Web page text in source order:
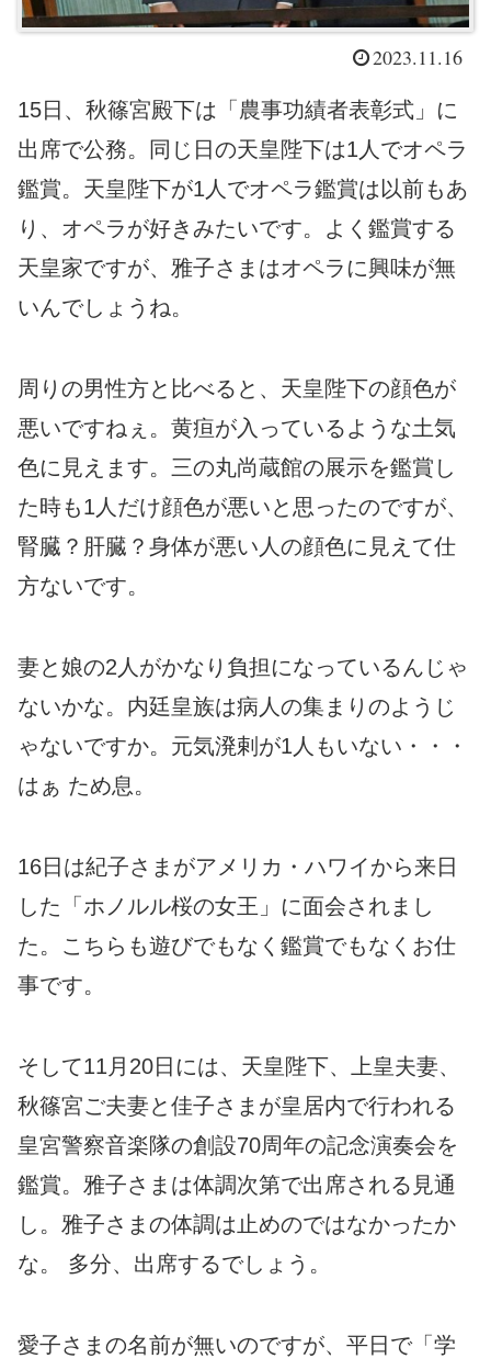
2023.11.16
15日、秋篠宮殿下は「農事功績者表彰式」に
出席で公務。同じ日の天皇陛下は1人でオペラ
鑑賞。天皇陛下が1人でオペラ鑑賞は以前もあ
り、オペラが好きみたいです。よく鑑賞する
天皇家ですが、雅子さまはオペラに興味が無
いんでしょうね。
周りの男性方と比べると、天皇陛下の顔色が
悪いですねぇ。黄疸が入っているような土気
色に見えます。三の丸尚蔵館の展示を鑑賞し
た時も1人だけ顔色が悪いと思ったのですが、
腎臓？肝臓？身体が悪い人の顔色に見えて仕
方ないです。
妻と娘の2人がかなり負担になっているんじゃ
ないかな。内廷皇族は病人の集まりのようじ
ゃないですか。元気溌剌が1人もいない・・・
はぁ ため息。
16日は紀子さまがアメリカ・ハワイから来日
した「ホノルル桜の女王」に面会されまし
た。こちらも遊びでもなく鑑賞でもなくお仕
事です。
そして11月20日には、天皇陛下、上皇夫妻、
秋篠宮ご夫妻と佳子さまが皇居内で行われる
皇宮警察音楽隊の創設70周年の記念演奏会を
鑑賞。雅子さまは体調次第で出席される見通
し。雅子さまの体調は止めのではなかったか
な。 多分、出席するでしょう。
愛子さまの名前が無いのですが、平日で「学